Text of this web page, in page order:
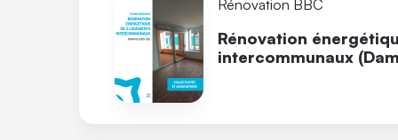
Rénovation BBC
Rénovation
intercommunaux